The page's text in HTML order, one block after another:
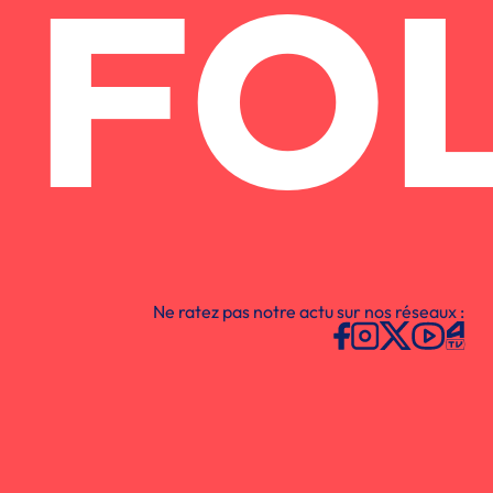
Ne ratez pas notre actu sur nos réseaux :